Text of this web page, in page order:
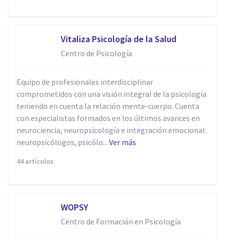
Vitaliza Psicología de la Salud
Centro de Psicología
Equipo de profesionales interdisciplinar
comprometidos con una visión integral de la psicología
teniendo en cuenta la relación mente-cuerpo. Cuenta
con especialistas formados en los últimos avances en
neurociencia, neuropsicología e integración emocional:
neuropsicólogos, psicólo... Ver más
44 artículos
WOPSY
Centro de Formación en Psicología